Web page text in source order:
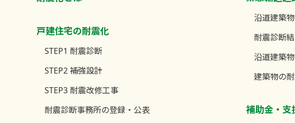
戸建住宅の耐震化
STEP1 耐震診断
STEP2 補強設計
STEP3 耐震改修工事
耐震診断事務所の登録・公表
沿道建築
耐震診断
沿道建築
建築物の
補助金・支